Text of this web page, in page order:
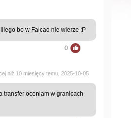
bo w Falcao nie wierze :P
0
niż 10 miesięcy temu, 2025-10-05
transfer oceniam w granicach